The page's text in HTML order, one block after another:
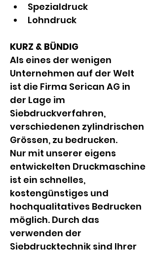
Spezialdruck
Lohndruck
KURZ & BÜNDIG
Als eines der wenigen
Unternehmen auf der Welt
ist die Firma Serican AG in
der Lage im
Siebdruckverfahren,
verschiedenen zylindrischen
Grössen, zu bedrucken.
Nur mit unserer eigens
entwickelten Druckmaschine
ist ein schnelles,
kostengünstiges und
hochqualitatives Bedrucken
möglich. Durch das
verwenden der
Siebdrucktechnik sind Ihrer